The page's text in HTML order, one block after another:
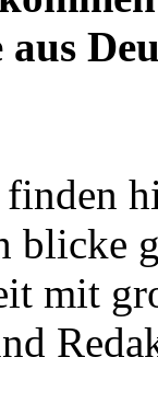
blicke
mit